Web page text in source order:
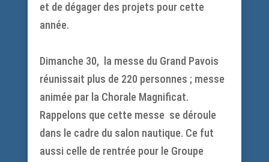
et de dégager des projets pour cette
année.
Dimanche 30, la messe du Grand Pavois
réunissait plus de 220 personnes ; messe
animée par la Chorale Magnificat.
Rappelons que cette messe se déroule
dans le cadre du salon nautique. Ce fut
aussi celle de rentrée pour le Groupe